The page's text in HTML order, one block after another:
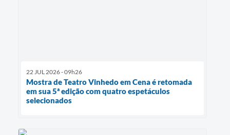
22 JUL 2026 - 09h26
Mostra de Teatro Vinhedo em Cena é retomada
em sua 5ª edição com quatro espetáculos
selecionados